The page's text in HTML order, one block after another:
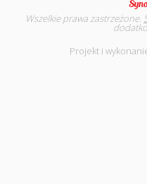
Wszelkie prawa zastrzeżone.
Projekt i